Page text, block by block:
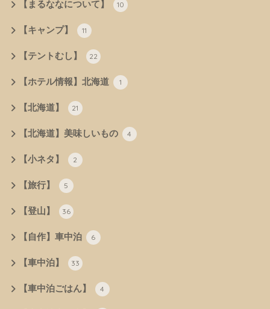
【まるななについて】 10
【キャンプ】 11
【テントむし】 22
【ホテル情報】北海道 1
【北海道】 21
【北海道】美味しいもの 4
【小ネタ】 2
【旅行】 5
【登山】 36
【自作】車中泊 6
【車中泊】 33
【車中泊ごはん】 4